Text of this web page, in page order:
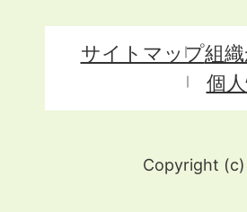
サイトマップ組
個
Copyright (c)